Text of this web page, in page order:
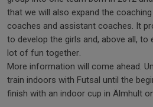
that we will also expand the
coaches and assistant coaches. It
to develop the girls and, above all, to
lot of fun together.
More information will come ahead.
train indoors with Futsal until the
finish with an indoor cup in Älmhult